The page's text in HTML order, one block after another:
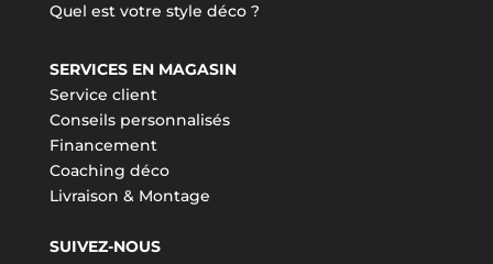
Quel est votre style déco ?
SERVICES EN MAGASIN
Service client
Conseils personnalisés
Financement
Coaching déco
Livraison & Montage
SUIVEZ-NOUS